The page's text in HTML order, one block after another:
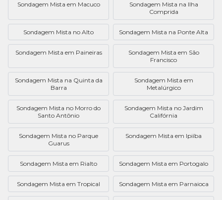
Sondagem Mista em Macuco
Sondagem Mista na Ilha
Comprida
Sondagem Mista no Alto Sondagem Mista na Ponte Alta
Sondagem Mista em Paineiras
Sondagem Mista em São
Francisco
Sondagem Mista na Quinta da
Barra
Sondagem Mista em
Metalúrgico
Sondagem Mista no Morro do
Santo Antônio
Sondagem Mista no Jardim
Califórnia
Sondagem Mista no Parque
Guarus
Sondagem Mista em Ipiíba
Sondagem Mista em Rialto Sondagem Mista em Portogalo
Sondagem Mista em Tropical Sondagem Mista em Parnaioca